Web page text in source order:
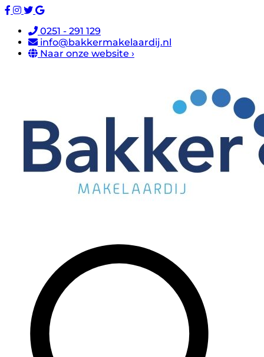
0251 - 291 129
info@bakkermakelaardij.nl
Naar onze website ›